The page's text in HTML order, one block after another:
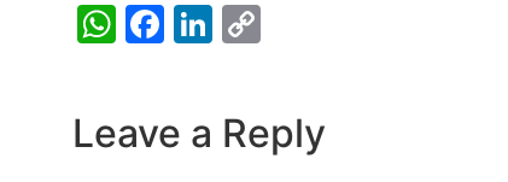
WhatsApp
Facebook
LinkedIn
Leave a Reply